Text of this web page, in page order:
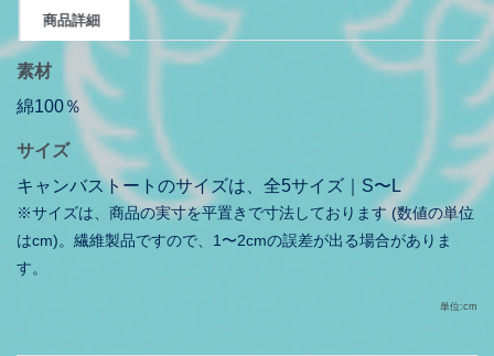
商品詳細
素材
綿100％
サイズ
キャンバストートのサイズは、全5サイズ｜S〜L
※サイズは、商品の実寸を平置きで寸法しております (数値の単位
はcm)。繊維製品ですので、1〜2cmの誤差が出る場合がありま
す。
単位:cm